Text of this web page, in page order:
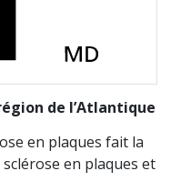
de l’Atlantique
en plaques fait la
en plaques et